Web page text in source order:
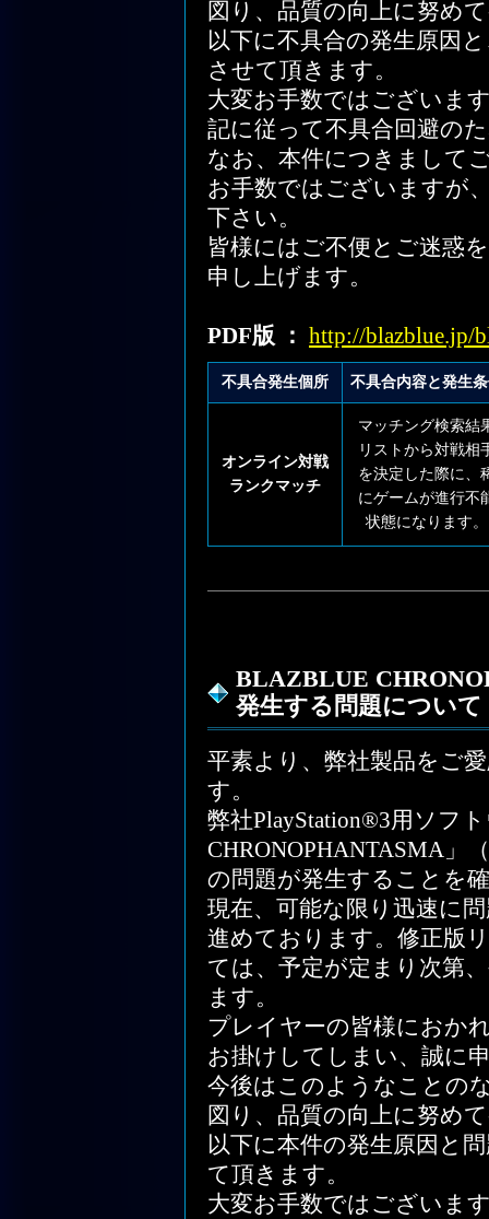
図り、品質の向上に努め
以下に不具合の発生原因
させて頂きます。
大変お手数ではございま
記に従って不具合回避の
なお、本件につきまして
お手数ではございますが
下さい。
皆様にはご不便とご迷惑
申し上げます。
PDF版 ： http://blazblue.jp/
不具合発生個所 不具合内容と発生
オンライン対戦
ランクマッチ
マッチング検索結
リストから対戦相
を決定した際に、
にゲームが進行不
状態になります。
BLAZBLUE
発生する問題について
平素より、弊社製品をご
す。
弊社PlayStation®3用ソフ
CHRONOPHANTASMA」
の問題が発生することを
現在、可能な限り迅速に
進めております。修正版
ては、予定が定まり次第
ます。
プレイヤーの皆様におか
お掛けしてしまい、誠に
今後はこのようなことの
図り、品質の向上に努め
以下に本件の発生原因と
て頂きます。
大変お手数ではございま